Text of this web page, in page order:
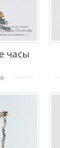
часы